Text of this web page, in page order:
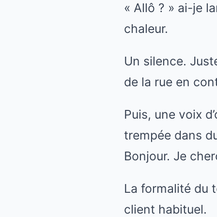
« Allô ? » ai-je
chaleur.
Un silence.
de la rue en
Puis, une voix
trempée dans
Bonjour. Je
La formalité du
client habituel.